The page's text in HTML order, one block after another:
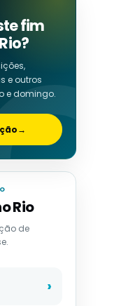
fim
e outros
e domingo.
→
Rio
de